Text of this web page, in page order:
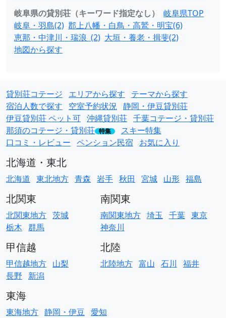
岐阜県の貸別荘（キーワード指定なし）
岐阜県TOP
岐阜・羽島(2) 郡上八幡・白鳥・高鷲・明宝(6)
恵那・中津川・瑞浪 (2) 大垣・養老・揖斐(2)
地図から探す
貸別荘コテージ エリアから探す
テーマから探す
宿泊人数で探す
空室予約状況 静岡・伊豆貸別荘
伊豆貸別荘 ペット可 沖縄貸別荘 千葉コテージ・貸別荘
那須のコテージ・貸別荘 特集
スキー特集
口コミ・レビュー ペンション民宿 お気に入り
北海道・東北
北海道 東北地方 青森 岩手 秋田 宮城 山形 福島
北関東
北関東地方 茨城
栃木 群馬
南関東
南関東地方 埼玉 千葉 東京
神奈川
甲信越
甲信越地方 山梨
長野
新潟
北陸
北陸地方 富山 石川 福井
東海
東海地方 静岡・伊豆 愛知